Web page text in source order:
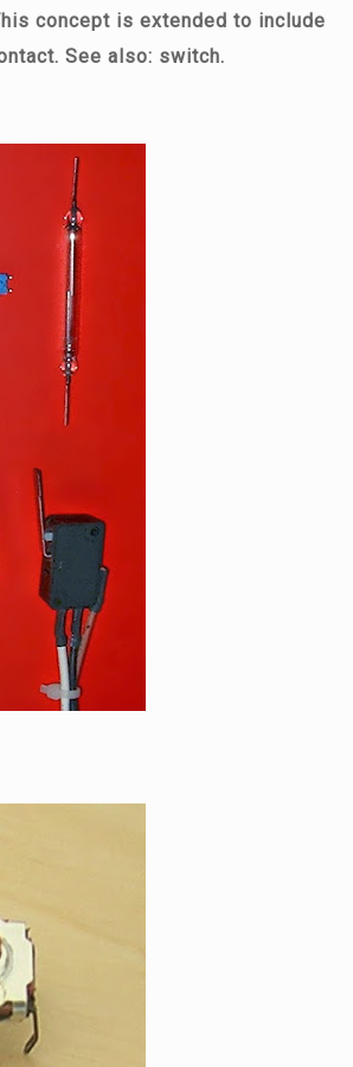
concept is extended to include
See also: switch.